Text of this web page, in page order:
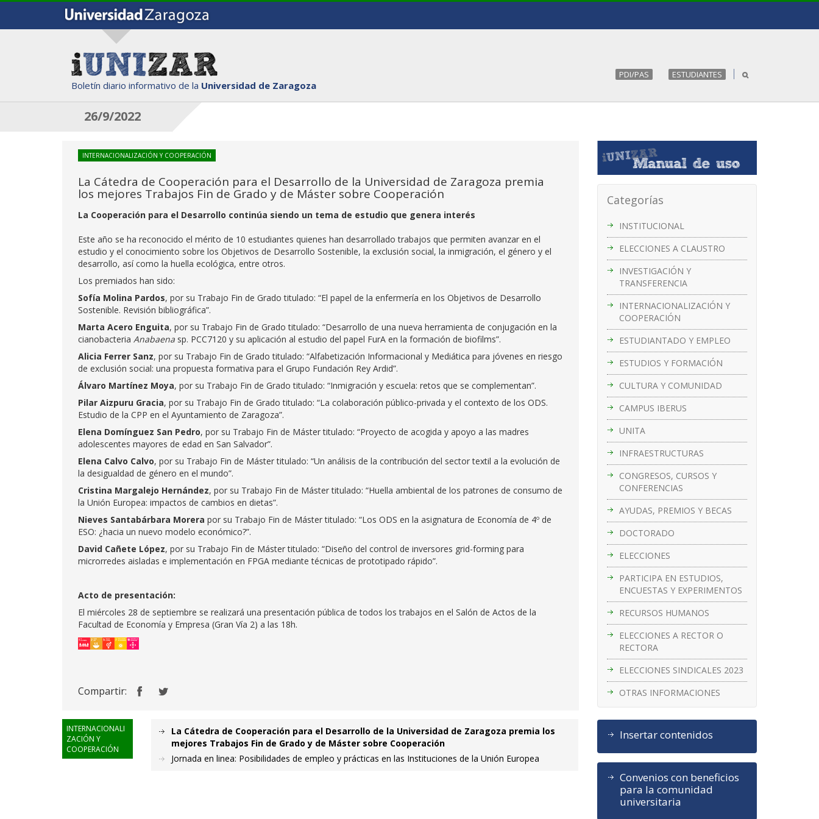
Boletín diario informativo de la Universidad de Zaragoza
PDI/PAS ESTUDIANTES
26/9/2022
Categorías
INSTITUCIONAL
ELECCIONES A CLAUSTRO
INVESTIGACIÓN Y
TRANSFERENCIA
INTERNACIONALIZACIÓN Y
COOPERACIÓN
ESTUDIANTADO Y EMPLEO
ESTUDIOS Y FORMACIÓN
CULTURA Y COMUNIDAD
CAMPUS IBERUS
UNITA
INFRAESTRUCTURAS
CONGRESOS, CURSOS Y
CONFERENCIAS
AYUDAS, PREMIOS Y BECAS
DOCTORADO
ELECCIONES
PARTICIPA EN ESTUDIOS,
ENCUESTAS Y EXPERIMENTOS
RECURSOS HUMANOS
ELECCIONES A RECTOR O
RECTORA
ELECCIONES SINDICALES 2023
OTRAS INFORMACIONES
Insertar contenidos
Convenios con beneficios
para la comunidad
universitaria
INTERNACIONALIZACIÓN Y COOPERACIÓN
La Cátedra de Cooperación para el Desarrollo de la Universidad de Zaragoza premia
los mejores Trabajos Fin de Grado y de Máster sobre Cooperación
La Cooperación para el Desarrollo continúa siendo un tema de estudio que genera interés
Este año se ha reconocido el mérito de 10 estudiantes quienes han desarrollado trabajos que permiten avanzar en el
estudio y el conocimiento sobre los Objetivos de Desarrollo Sostenible, la exclusión social, la inmigración, el género y el
desarrollo, así como la huella ecológica, entre otros.
Los premiados han sido:
Sofía Molina Pardos, por su Trabajo Fin de Grado titulado: “El papel de la enfermería en los Objetivos de Desarrollo
Sostenible. Revisión bibliográfica”.
Marta Acero Enguita, por su Trabajo Fin de Grado titulado: “Desarrollo de una nueva herramienta de conjugación en la
cianobacteria Anabaena sp. PCC7120 y su aplicación al estudio del papel FurA en la formación de biofilms”.
Alicia Ferrer Sanz, por su Trabajo Fin de Grado titulado: “Alfabetización Informacional y Mediática para jóvenes en riesgo
de exclusión social: una propuesta formativa para el Grupo Fundación Rey Ardid”.
Álvaro Martínez Moya, por su Trabajo Fin de Grado titulado: “Inmigración y escuela: retos que se complementan”.
Pilar Aizpuru Gracia, por su Trabajo Fin de Grado titulado: “La colaboración público-privada y el contexto de los ODS.
Estudio de la CPP en el Ayuntamiento de Zaragoza”.
Elena Domínguez San Pedro, por su Trabajo Fin de Máster titulado: “Proyecto de acogida y apoyo a las madres
adolescentes mayores de edad en San Salvador”.
Elena Calvo Calvo, por su Trabajo Fin de Máster titulado: “Un análisis de la contribución del sector textil a la evolución de
la desigualdad de género en el mundo”.
Cristina Margalejo Hernández, por su Trabajo Fin de Máster titulado: “Huella ambiental de los patrones de consumo de
la Unión Europea: impactos de cambios en dietas”.
Nieves Santabárbara Morera por su Trabajo Fin de Máster titulado: “Los ODS en la asignatura de Economía de 4º de
ESO: ¿hacia un nuevo modelo económico?”.
David Cañete López, por su Trabajo Fin de Máster titulado: “Diseño del control de inversores grid-forming para
microrredes aisladas e implementación en FPGA mediante técnicas de prototipado rápido”.
Acto de presentación:
El miércoles 28 de septiembre se realizará una presentación pública de todos los trabajos en el Salón de Actos de la
Facultad de Economía y Empresa (Gran Vía 2) a las 18h.
Compartir:
INTERNACIONALI
ZACIÓN Y
COOPERACIÓN
La Cátedra de Cooperación para el Desarrollo de la Universidad de Zaragoza premia los
mejores Trabajos Fin de Grado y de Máster sobre Cooperación
Jornada en linea: Posibilidades de empleo y prácticas en las Instituciones de la Unión Europea